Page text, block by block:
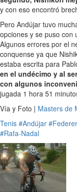
y con eso encontró
Pero Andújar tuvo
opciones y se puso con
Algunos errores por el
conquense ya que
estaba escrita para
en el undécimo y al
con algunos
jugada 1 hora 51
Vía y Foto | Masters de
Tenis #Andújar #Federer
#Rafa-Nadal